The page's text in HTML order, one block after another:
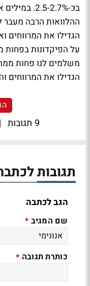
בכ-2.5-
ההלוואות הרבה
הגדילו את המרווחים
על הפיקדונות בפחות
משלמים לנו פחות
הגדילו את המרווחים
9 תגובות |
תגובות
הגב לכתבה
שם המגיב *
כותרת תגובה *